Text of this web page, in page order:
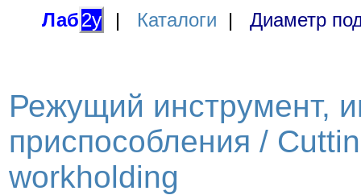
Лаб2у | Каталоги | Диаметр
Режущий инструмент,
приспособления /
workholding